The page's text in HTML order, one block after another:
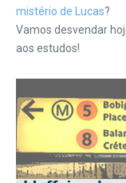
mistério de Lucas?
Vamos desvendar
aos estudos!